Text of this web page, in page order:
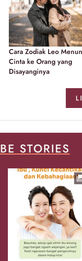
Cara Zodiak Leo
Cinta ke Orang yang
Disayanginya
BE STORIES